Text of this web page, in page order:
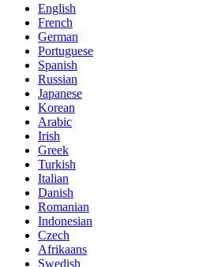
English
French
German
Portuguese
Spanish
Russian
Japanese
Korean
Arabic
Irish
Greek
Turkish
Italian
Danish
Romanian
Indonesian
Czech
Afrikaans
Swedish